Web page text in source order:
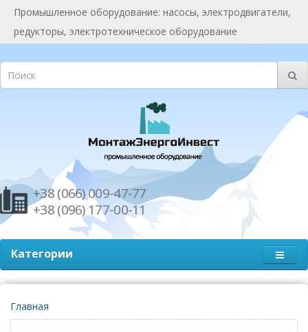
Промышленное оборудование: насосы, электродвигатели,
редукторы, электротехническое оборудование
+38 (066) 009-47-77
+38 (096) 177-00-11
Категории
Главная